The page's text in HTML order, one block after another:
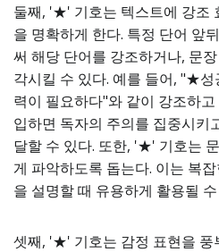
둘째, '★' 기호는 텍스트에 강조
을 명확하게 한다. 특정 단어 앞
써 해당 단어를 강조하거나, 문
각시킬 수 있다. 예를 들어, "★
력이 필요하다"와 같이 강조하
입하면 독자의 주의를 집중시키
달할 수 있다. 또한, '★' 기호는
게 파악하도록 돕는다. 이는 복
을 설명할 때 유용하게 활용될
셋째, '★' 기호는 감정 표현을 풍